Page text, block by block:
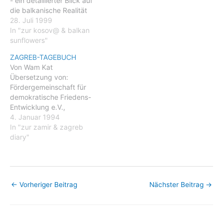
die balkanische Realität
Daß er ein "fucking old
Hippie" sei, sagt Wam Kat
von sich selbst. Und wenn
dem faltigen Gesicht, den
langen, fast grauen
Haaren und den notorisch
zerrissenen…
28. Juli 1999
In "zur kosov@ & balkan
sunflowers"
ZAGREB-TAGEBUCH
Von Wam Kat
Übersetzung von:
Fördergemeinschaft für
demokratische Friedens-
Entwicklung e.V.,
Düsseldorf 4. Folge,
1.Dez.1993 � 9.Jan.1994
ZAGREB-
wieder, gestern abend
Straße
4. Januar 1994
In "zur zamir & zagreb
diary"
← Vorheriger Beitrag Nächster Beitrag →